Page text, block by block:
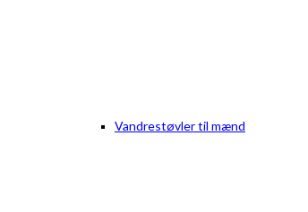
Vandrestøvler til mænd